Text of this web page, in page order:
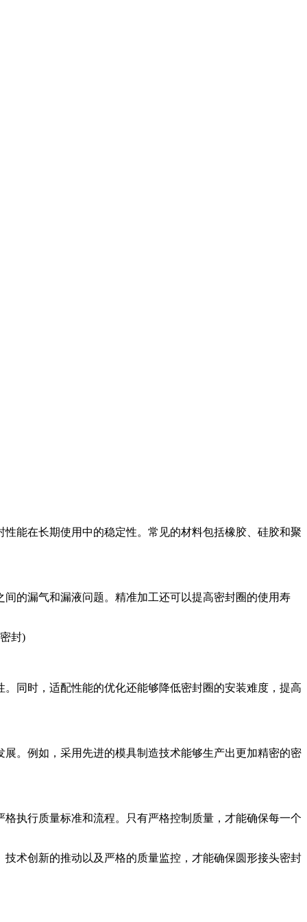
能在长期使用中的稳定性。常见的材料包括橡胶、硅胶和聚
的漏气和漏液问题。精准加工还可以提高密封圈的使用寿
同时，适配性能的优化还能够降低密封圈的安装难度，提高
。例如，采用先进的模具制造技术能够生产出更加精密的密
执行质量标准和流程。只有严格控制质量，才能确保每一个
术创新的推动以及严格的质量监控，才能确保圆形接头密封